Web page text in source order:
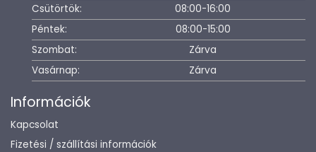
Csütörtök:
08:00-16:00
Péntek:
08:00-15:00
Szombat:
Zárva
Vasárnap:
Zárva
Információk
Kapcsolat
Fizetési / szállítási információk